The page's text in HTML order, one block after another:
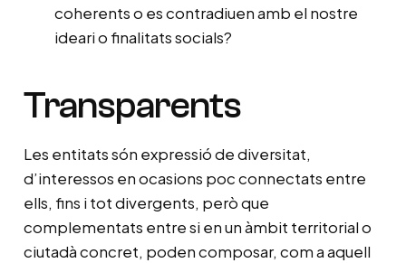
coherents o es contradiuen amb el nostre
ideari o finalitats socials?
Transparents
Les entitats són expressió de diversitat,
d’interessos en ocasions poc connectats entre
ells, fins i tot divergents, però que
complementats entre si en un àmbit territorial o
ciutadà concret, poden composar, com a aquell